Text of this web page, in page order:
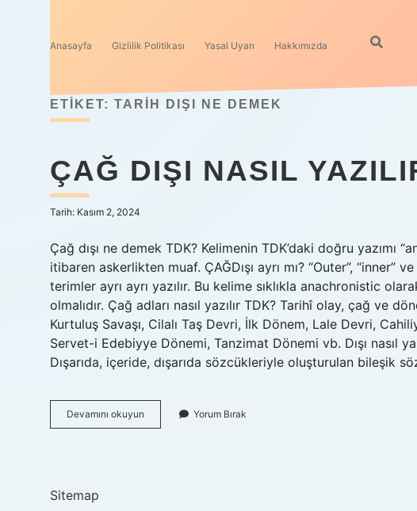
Anasayfa Gizlilik Politikası Yasal Uyarı Hakkımızda
ETIKET: TARIH DIŞI NE DEMEK
ÇAĞ DIŞI NASIL
Tarih: Kasım 2, 2024
Çağ dışı ne demek TDK? Kelimenin TDK’daki doğru yazımı
itibaren askerlikten muaf. ÇAĞDışı ayrı mı? “Outer”,
terimler ayrı ayrı yazılır. Bu kelime sıklıkla anachronistic
olmalıdır. Çağ adları nasıl yazılır TDK? Tarihî olay, çağ ve
Kurtuluş Savaşı, Cilalı Taş Devri, İlk Dönem, Lale Devri,
Servet-i Edebiyye Dönemi, Tanzimat Dönemi vb. Dışı nasıl
Dışarıda, içeride, dışarıda sözcükleriyle oluşturulan bileşik
Devamını okuyun
Dışı
Yorum Bırak
Sitemap